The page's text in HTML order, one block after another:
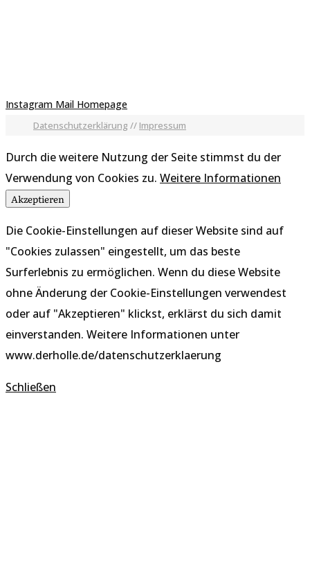
Instagram Mail Homepage
Datenschutzerklärung // Impressum
Durch die weitere Nutzung der Seite stimmst du der
Verwendung von Cookies zu. Weitere Informationen
Akzeptieren
Die Cookie-Einstellungen auf dieser Website sind auf
"Cookies zulassen" eingestellt, um das beste
Surferlebnis zu ermöglichen. Wenn du diese Website
ohne Änderung der Cookie-Einstellungen verwendest
oder auf "Akzeptieren" klickst, erklärst du sich damit
einverstanden. Weitere Informationen unter
www.derholle.de/datenschutzerklaerung
Schließen